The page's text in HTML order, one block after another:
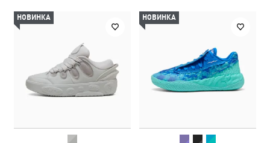
НОВИНКА НОВИНКА